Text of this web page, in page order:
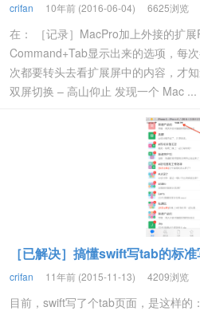
crifan 10年前 (2016-06-04) 6625浏览
在： ［记录］MacPro加上外接的扩
Command+Tab显示出来的选项，每
次都要转头去看扩展屏中的内容，才
双屏切换 – 高山仰止 发现一个 Mac ...
［已解决］搞懂swift写tab的标
crifan 11年前 (2015-11-13) 4209浏览
目前，swift写了个tab页面，是这样的